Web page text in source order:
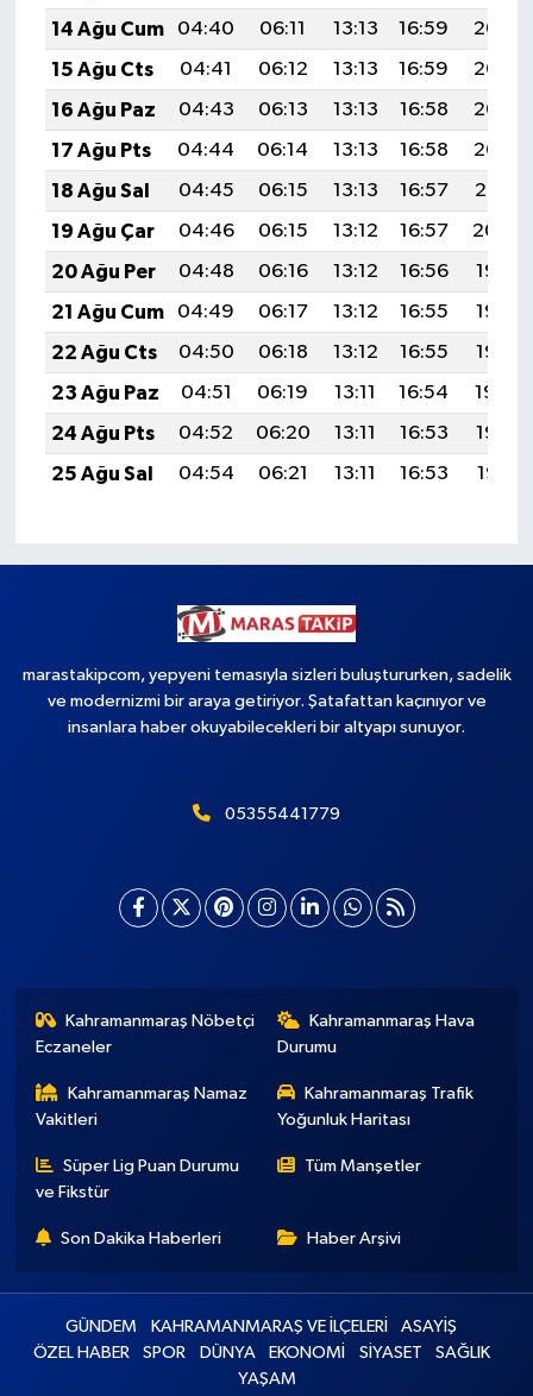
14 Ağu Cum
04:40 06:11 13:13 16:59
20:06
15 Ağu Cts
04:41 06:12 13:13 16:59
20:05
16 Ağu Paz
04:43 06:13 13:13 16:58
20:03
17 Ağu Pts
04:44 06:14 13:13 16:58
20:02
18 Ağu Sal
04:45 06:15 13:13 16:57
20:01
19 Ağu Çar
04:46 06:15 13:12 16:57
20:00
20 Ağu Per
04:48 06:16 13:12 16:56
19:58
21 Ağu Cum
04:49 06:17 13:12 16:55
19:57
22 Ağu Cts
04:50 06:18 13:12 16:55
19:56
23 Ağu Paz
04:51 06:19 13:11 16:54
19:54
24 Ağu Pts
04:52 06:20 13:11 16:53
19:53
25 Ağu Sal
04:54 06:21 13:11 16:53 19:51
marastakipcom, yepyeni temasıyla sizleri buluştururken, sadelik
ve modernizmi bir araya getiriyor. Şatafattan kaçınıyor ve
insanlara haber okuyabilecekleri bir altyapı sunuyor.
05355441779
Kahramanmaraş Nöbetçi
Eczaneler
Kahramanmaraş Hava
Durumu
Kahramanmaraş Namaz
Vakitleri
Kahramanmaraş Trafik
Yoğunluk Haritası
Süper Lig Puan Durumu
ve Fikstür
Tüm Manşetler
Son Dakika Haberleri Haber Arşivi
GÜNDEM KAHRAMANMARAŞ VE İLÇELERİ
ASAYİŞ
ÖZEL HABER
SPOR DÜNYA EKONOMİ SİYASET
SAĞLIK
YAŞAM